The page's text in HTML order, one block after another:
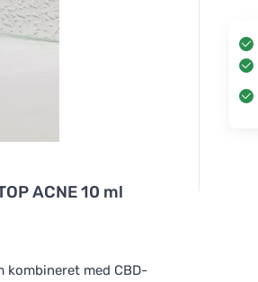
ACNE 10 ml
kombineret med CBD-